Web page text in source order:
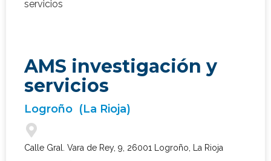
AMS investigación y
servicios
Logroño (La Rioja)
Calle Gral. Vara de Rey, 9, 26001 Logroño, La Rioja